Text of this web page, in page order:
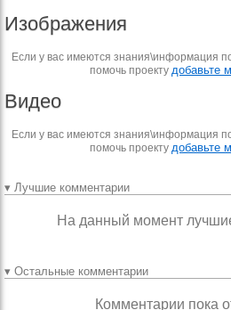
Изображения
Если у вас имеются знания\информация
помочь проекту добавьте
Видео
Если у вас имеются знания\информация
помочь проекту добавьте
▾ Лучшие комментарии
На данный момент
▾ Остальные комментарии
Комментарии пока